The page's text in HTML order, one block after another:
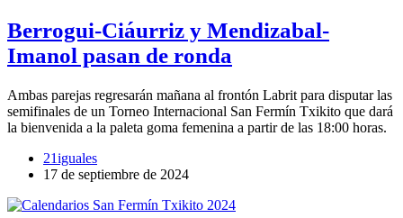
Berrogui-Ciáurriz y Mendizabal-
Imanol pasan de ronda
Ambas parejas regresarán mañana al frontón Labrit para disputar las
semifinales de un Torneo Internacional San Fermín Txikito que dará
la bienvenida a la paleta goma femenina a partir de las 18:00 horas.
21iguales
17 de septiembre de 2024